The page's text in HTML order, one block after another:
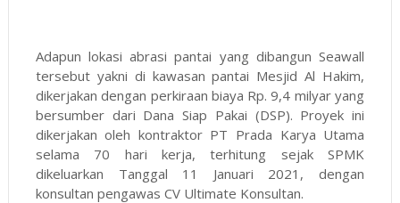
Adapun lokasi abrasi pantai yang dibangun Seawall
tersebut yakni di kawasan pantai Mesjid Al Hakim,
dikerjakan dengan perkiraan biaya Rp. 9,4 milyar yang
bersumber dari Dana Siap Pakai (DSP). Proyek ini
dikerjakan oleh kontraktor PT Prada Karya Utama
selama 70 hari kerja, terhitung sejak SPMK
dikeluarkan Tanggal 11 Januari 2021, dengan
konsultan pengawas CV Ultimate Konsultan.